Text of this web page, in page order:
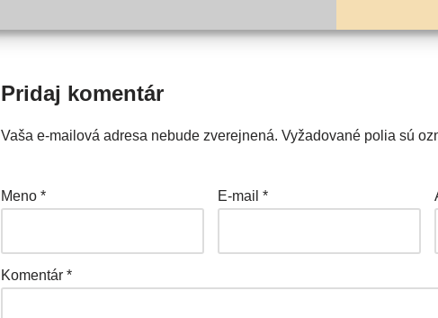
Pridaj komentár
Vaša e-mailová adresa nebude zverejnená. Vyžadované polia sú
Meno * E-mail *
Komentár *